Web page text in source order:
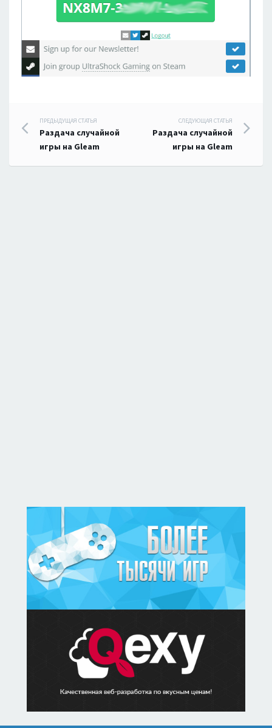
Навигация
по
записям
ПРЕДЫДУЩАЯ СТАТЬЯ
Раздача случайной
игры на Gleam
СЛЕДУЮЩАЯ СТАТЬЯ
Раздача случайной
игры на Gleam